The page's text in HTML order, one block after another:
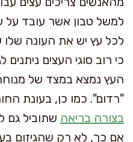
למשל טבון אשר עובד על
לכל עץ יש את העונה
כי רוב סוגי העצים
העץ נמצא במצד של
"רדום". כמו כן, בעונת
בצורה בריאה שתוביל גם
אם כך, לא רק שהגיזום